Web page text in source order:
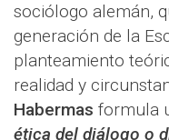
sociólogo alemán,
generación de la
planteamiento
realidad y
Habermas formula
ética del diálogo o